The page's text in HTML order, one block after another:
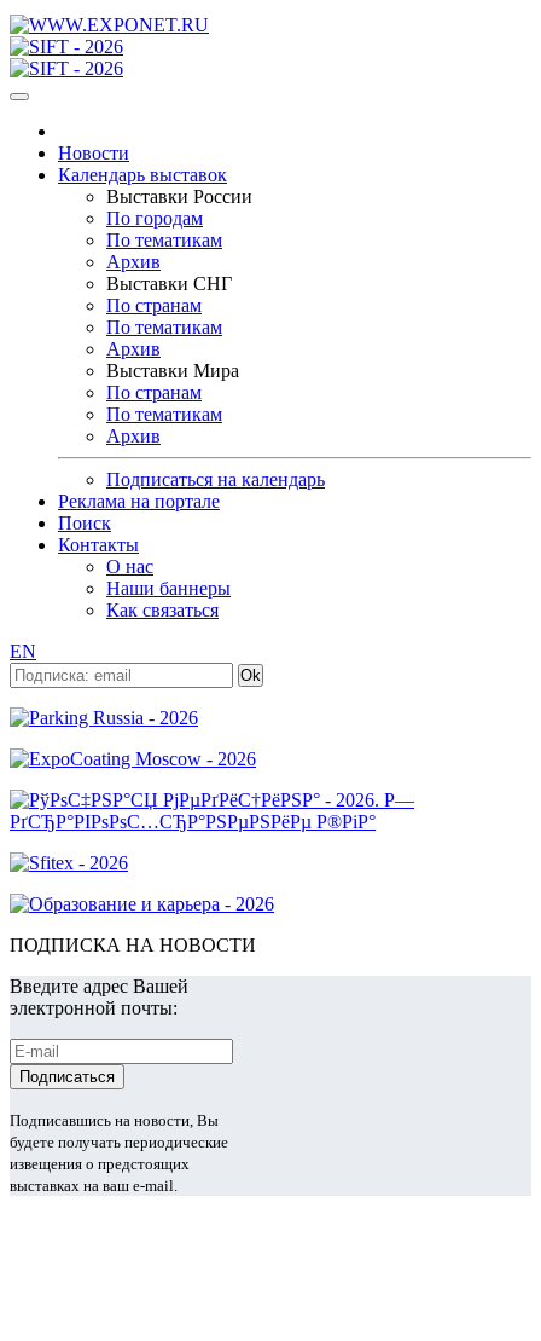
Новости
Календарь выставок
Выставки России
По городам
По тематикам
Архив
Выставки СНГ
По странам
По тематикам
Архив
Выставки Мира
По странам
По тематикам
Архив
Подписаться на календарь
Реклама на портале
Поиск
Контакты
О нас
Наши баннеры
Как связаться
EN
ПОДПИСКА НА НОВОСТИ
Введите адрес Вашей
электронной почты:
Подписавшись на новости, Вы
будете получать периодические
извещения о предстоящих
выставках на ваш e-mail.